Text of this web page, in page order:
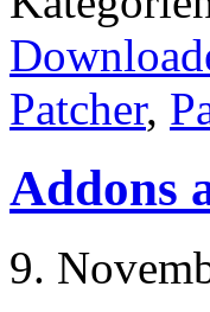
Patcher,
Addons
9.